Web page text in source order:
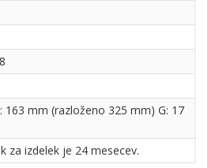
163 mm (razloženo 325 mm) G: 17
za izdelek je 24 mesecev.